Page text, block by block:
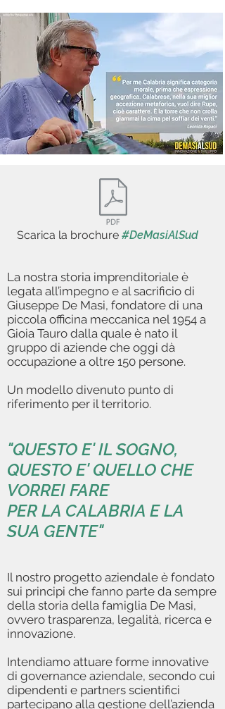
Scarica la brochure #DeMasiAlSud
La nostra storia imprenditoriale è
legata all’impegno e al sacrificio di
Giuseppe De Masi, fondatore di una
piccola officina meccanica nel 1954 a
Gioia Tauro dalla quale è nato il
gruppo di aziende che oggi dà
occupazione a oltre 150 persone.
Un modello divenuto punto di
riferimento per il territorio.
"QUESTO E' IL SOGNO,
QUESTO E' QUELLO CHE
VORREI FARE
PER LA CALABRIA E LA
SUA GENTE"
Il nostro progetto aziendale è fondato
sui principi che fanno parte da sempre
della storia della famiglia De Masi,
ovvero trasparenza, legalità, ricerca e
innovazione.
Intendiamo attuare forme innovative
di governance aziendale, secondo cui
dipendenti e partners scientifici
partecipano alla gestione dell’azienda